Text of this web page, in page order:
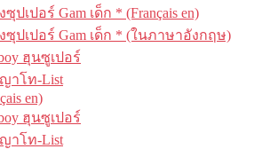
ปเปอร์ Gam เด็ก * (Français en)
ปเปอร์ Gam เด็ก * (ในภาษาอังกฤษ)
ฮุนซูเปอร์
าโท-List
en)
ฮุนซูเปอร์
าโท-List